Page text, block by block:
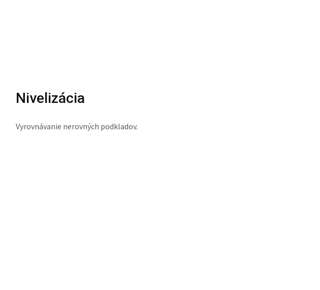
Nivelizácia
Vyrovnávanie nerovných podkladov.